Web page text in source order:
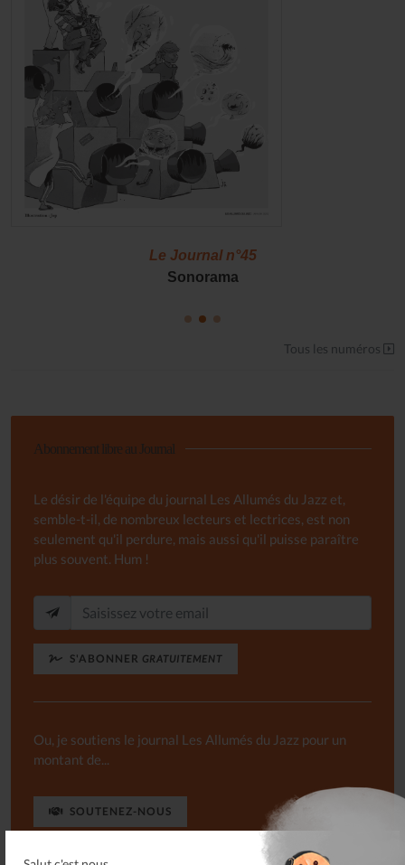
Le Journal n°45
Sonorama
Tous les numéros
Abonnement libre au Journal
Le désir de l'équipe du journal Les Allumés du Jazz et,
semble-t-il, de nombreux lecteurs et lectrices, est non
seulement qu'il perdure, mais aussi qu'il puisse paraître
plus souvent. Hum !
S'ABONNER GRATUITEMENT
Ou, je soutiens le journal Les Allumés du Jazz pour un
montant de...
SOUTENEZ-NOUS